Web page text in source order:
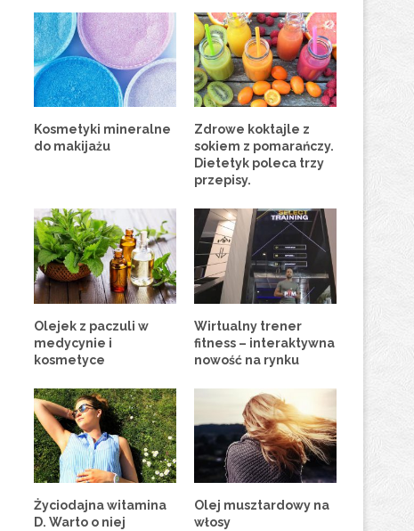
Kosmetyki mineralne
do makijażu
Zdrowe koktajle z
sokiem z pomarańczy.
Dietetyk poleca trzy
przepisy.
Olejek z paczuli w
medycynie i
kosmetyce
Wirtualny trener
fitness – interaktywna
nowość na rynku
Życiodajna witamina
D. Warto o niej
Olej musztardowy na
włosy